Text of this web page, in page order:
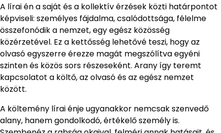
A lírai én a saját és a kollektív érzések közti határpontot
képviseli: személyes fájdalma, csalódottsága, félelme
összefonódik a nemzet, egy egész közösség
közérzetével. Ez a kettősség lehetővé teszi, hogy az
olvasó egyszerre érezze magát megszólítva egyéni
szinten és közös sors részeseként. Arany így teremt
kapcsolatot a költő, az olvasó és az egész nemzet
között.
A költemény lírai énje ugyanakkor nemcsak szenvedő
alany, hanem gondolkodó, értékelő személy is.